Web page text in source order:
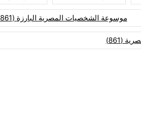
موسوعة الشخصيات المصرية البارزة (861)
(861)